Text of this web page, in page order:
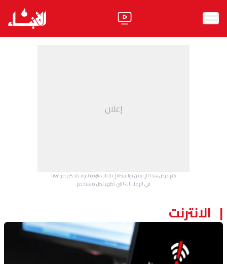
ثقافة ومجتمع
منوعات
إعلان
يتم عرض هذا الإعلان بواسطة إعلانات Google، ولا يتحكم موقعنا
في الإعلانات التي تظهر لكل مستخدم.
الانترنت